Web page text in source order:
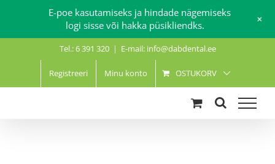
Tel.: 6 391 320 | E-mail: info@dabdental.ee
Registreeri Minu konto OSTUKORV
E-poe kasutamiseks ja hindade nägemiseks
logi sisse või hakka püsikliendks.
+